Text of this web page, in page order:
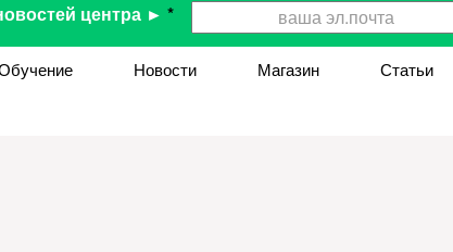
центра ► *
Новости Магазин Статьи